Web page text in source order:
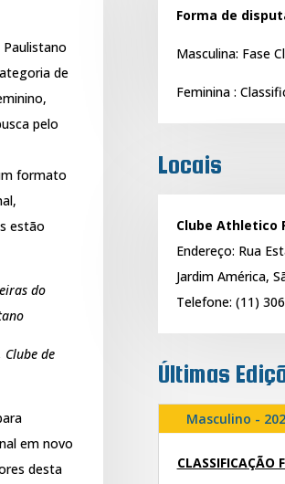
de
pelo
formato
estão
do
Clube de
em novo
desta
Forma de
Masculina: Fase
Feminina :
Locais
Clube Athletico
Endereço: Rua
Jardim América,
Telefone: (11)
Últimas
Masculino -
CLASSIFICAÇÃO